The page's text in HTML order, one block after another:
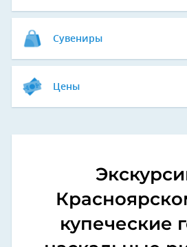
Сувениры
Цены
купеческие